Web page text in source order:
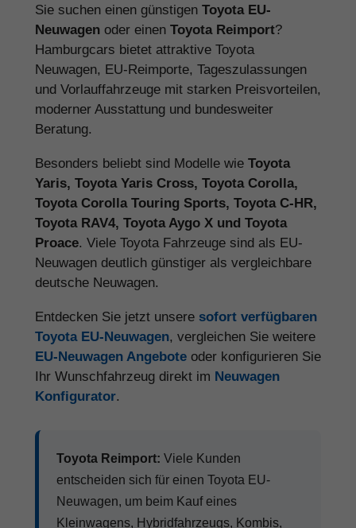
Sie suchen einen günstigen Toyota EU-
Neuwagen oder einen Toyota Reimport?
Hamburgcars bietet attraktive Toyota
Neuwagen, EU-Reimporte, Tageszulassungen
und Vorlauffahrzeuge mit starken Preisvorteilen,
moderner Ausstattung und bundesweiter
Beratung.
Besonders beliebt sind Modelle wie Toyota
Yaris, Toyota Yaris Cross, Toyota Corolla,
Toyota Corolla Touring Sports, Toyota C-HR,
Toyota RAV4, Toyota Aygo X und Toyota
Proace. Viele Toyota Fahrzeuge sind als EU-
Neuwagen deutlich günstiger als vergleichbare
deutsche Neuwagen.
Entdecken Sie jetzt unsere sofort verfügbaren
Toyota EU-Neuwagen, vergleichen Sie weitere
EU-Neuwagen Angebote oder konfigurieren Sie
Ihr Wunschfahrzeug direkt im Neuwagen
Konfigurator.
Toyota Reimport: Viele Kunden
entscheiden sich für einen Toyota EU-
Neuwagen, um beim Kauf eines
Kleinwagens, Hybridfahrzeugs, Kombis,